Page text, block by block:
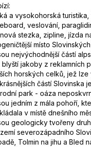
a vysokohorská
veslování,
stezka, zipline, jízda
místo
nejvýchodnější částí
jakoby z reklamních
horských celků, jež lze
částí Slovinska
park - oáza
jedním z mála pohoří,
v místě dnešního
geologicky tvořeny
severozápadního
Tolmin na jihu a Bled